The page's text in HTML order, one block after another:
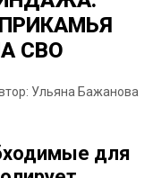
СВО
Ульяна Бажанова
для